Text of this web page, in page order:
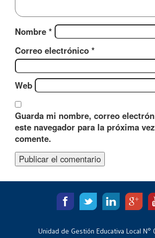
Nombre *
Correo electrónico *
Web
Guarda mi nombre, correo
este navegador para la próxima
comente.
Unidad de Gestión Educativa Local N°